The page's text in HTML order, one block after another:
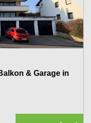
& Garage in